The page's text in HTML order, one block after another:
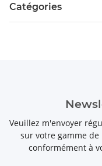
Catégories
Veuillez m'envoyer
sur votre gamme
conformément à